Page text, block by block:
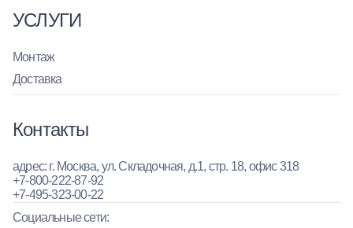
УСЛУГИ
Монтаж
Доставка
Контакты
адрес: г. Москва, ул. Складочная, д.1, стр. 18, офис 318
+7-800-222-87-92
+7-495-323-00-22
Социальные сети: